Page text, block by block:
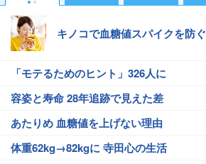
キノコで血糖値スパイクを防ぐ
「モテるためのヒント」326人に
容姿と寿命 28年追跡で見えた差
あたりめ 血糖値を上げない理由
体重62kg→82kgに 寺田心の生活